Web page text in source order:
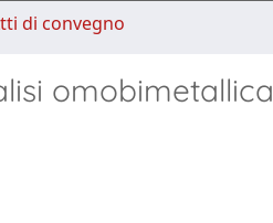
di convegno
omobimetallica